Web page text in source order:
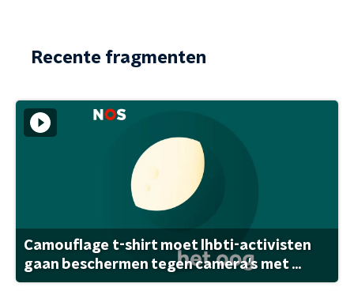
Recente fragmenten
Camouflage t-shirt moet lhbti-activisten
gaan beschermen tegen camera's met ...